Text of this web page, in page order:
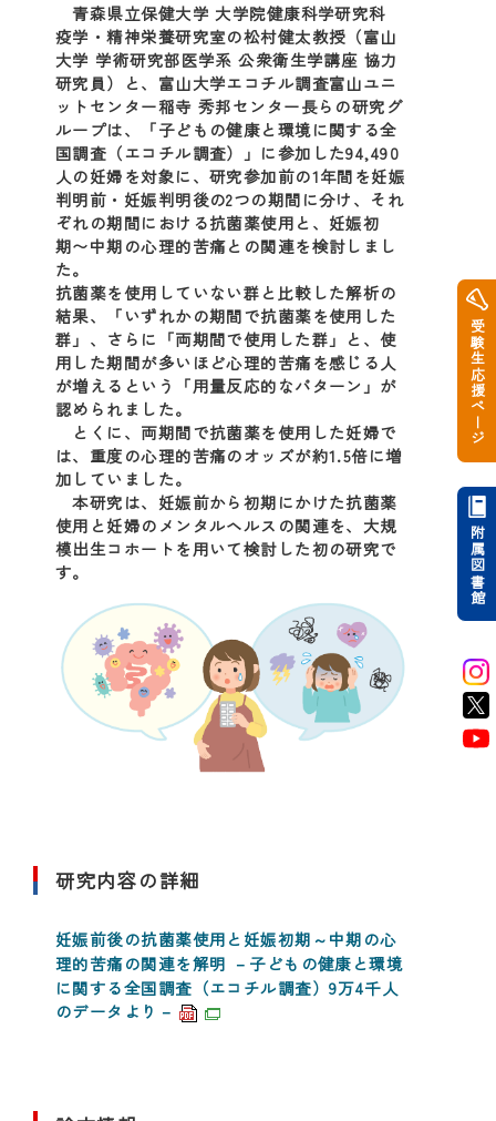
青森県立保健大学 大学院健康科学研究科
疫学・精神栄養研究室の松村健太教授（富山
大学 学術研究部医学系 公衆衛生学講座 協力
研究員）と、富山大学エコチル調査富山ユニ
ットセンター稲寺 秀邦センター長らの研究グ
ループは、「子どもの健康と環境に関する全
国調査（エコチル調査）」に参加した94,490
人の妊婦を対象に、研究参加前の1年間を妊娠
判明前・妊娠判明後の2つの期間に分け、それ
ぞれの期間における抗菌薬使用と、妊娠初
期〜中期の心理的苦痛との関連を検討しまし
た。
抗菌薬を使用していない群と比較した解析の
結果、「いずれかの期間で抗菌薬を使用した
群」、さらに「両期間で使用した群」と、使
用した期間が多いほど心理的苦痛を感じる人
が増えるという「用量反応的なパターン」が
認められました。
とくに、両期間で抗菌薬を使用した妊婦で
は、重度の心理的苦痛のオッズが約1.5倍に増
加していました。
本研究は、妊娠前から初期にかけた抗菌薬
使用と妊婦のメンタルヘルスの関連を、大規
模出生コホートを用いて検討した初の研究で
す。
研究内容の詳細
妊娠前後の抗菌薬使用と妊娠初期～中期の心
理的苦痛の関連を解明 －子どもの健康と環境
に関する全国調査（エコチル調査）9万4千人
のデータより－
受験生応援ページ
附属図書館